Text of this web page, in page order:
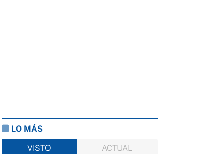
LO MÁS
VISTO
ACTUAL